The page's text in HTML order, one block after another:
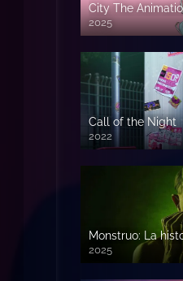
City The
2025
Call of the Night
2022
Monstruo: La
2025